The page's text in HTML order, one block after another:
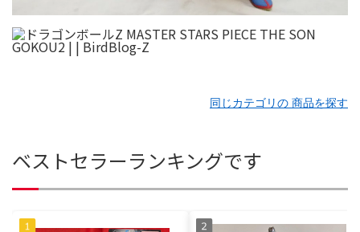
同じカテゴリの 商品を探す
ベストセラーランキングです